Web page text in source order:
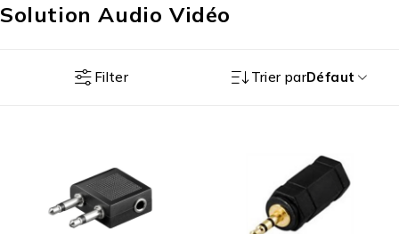
Solution Audio Vidéo
Filter Trier parDéfaut